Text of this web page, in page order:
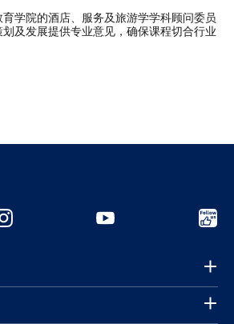
学院的酒店、服务及旅游学学科顾问委员
及发展提供专业意见，确保课程切合行业